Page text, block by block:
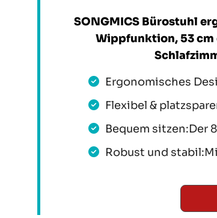
SONGMICS Bürostuhl
Wippfunktion, 53 cm
Ergonomisches
Flexibel &
Bequem sitzen:Der
Robust und